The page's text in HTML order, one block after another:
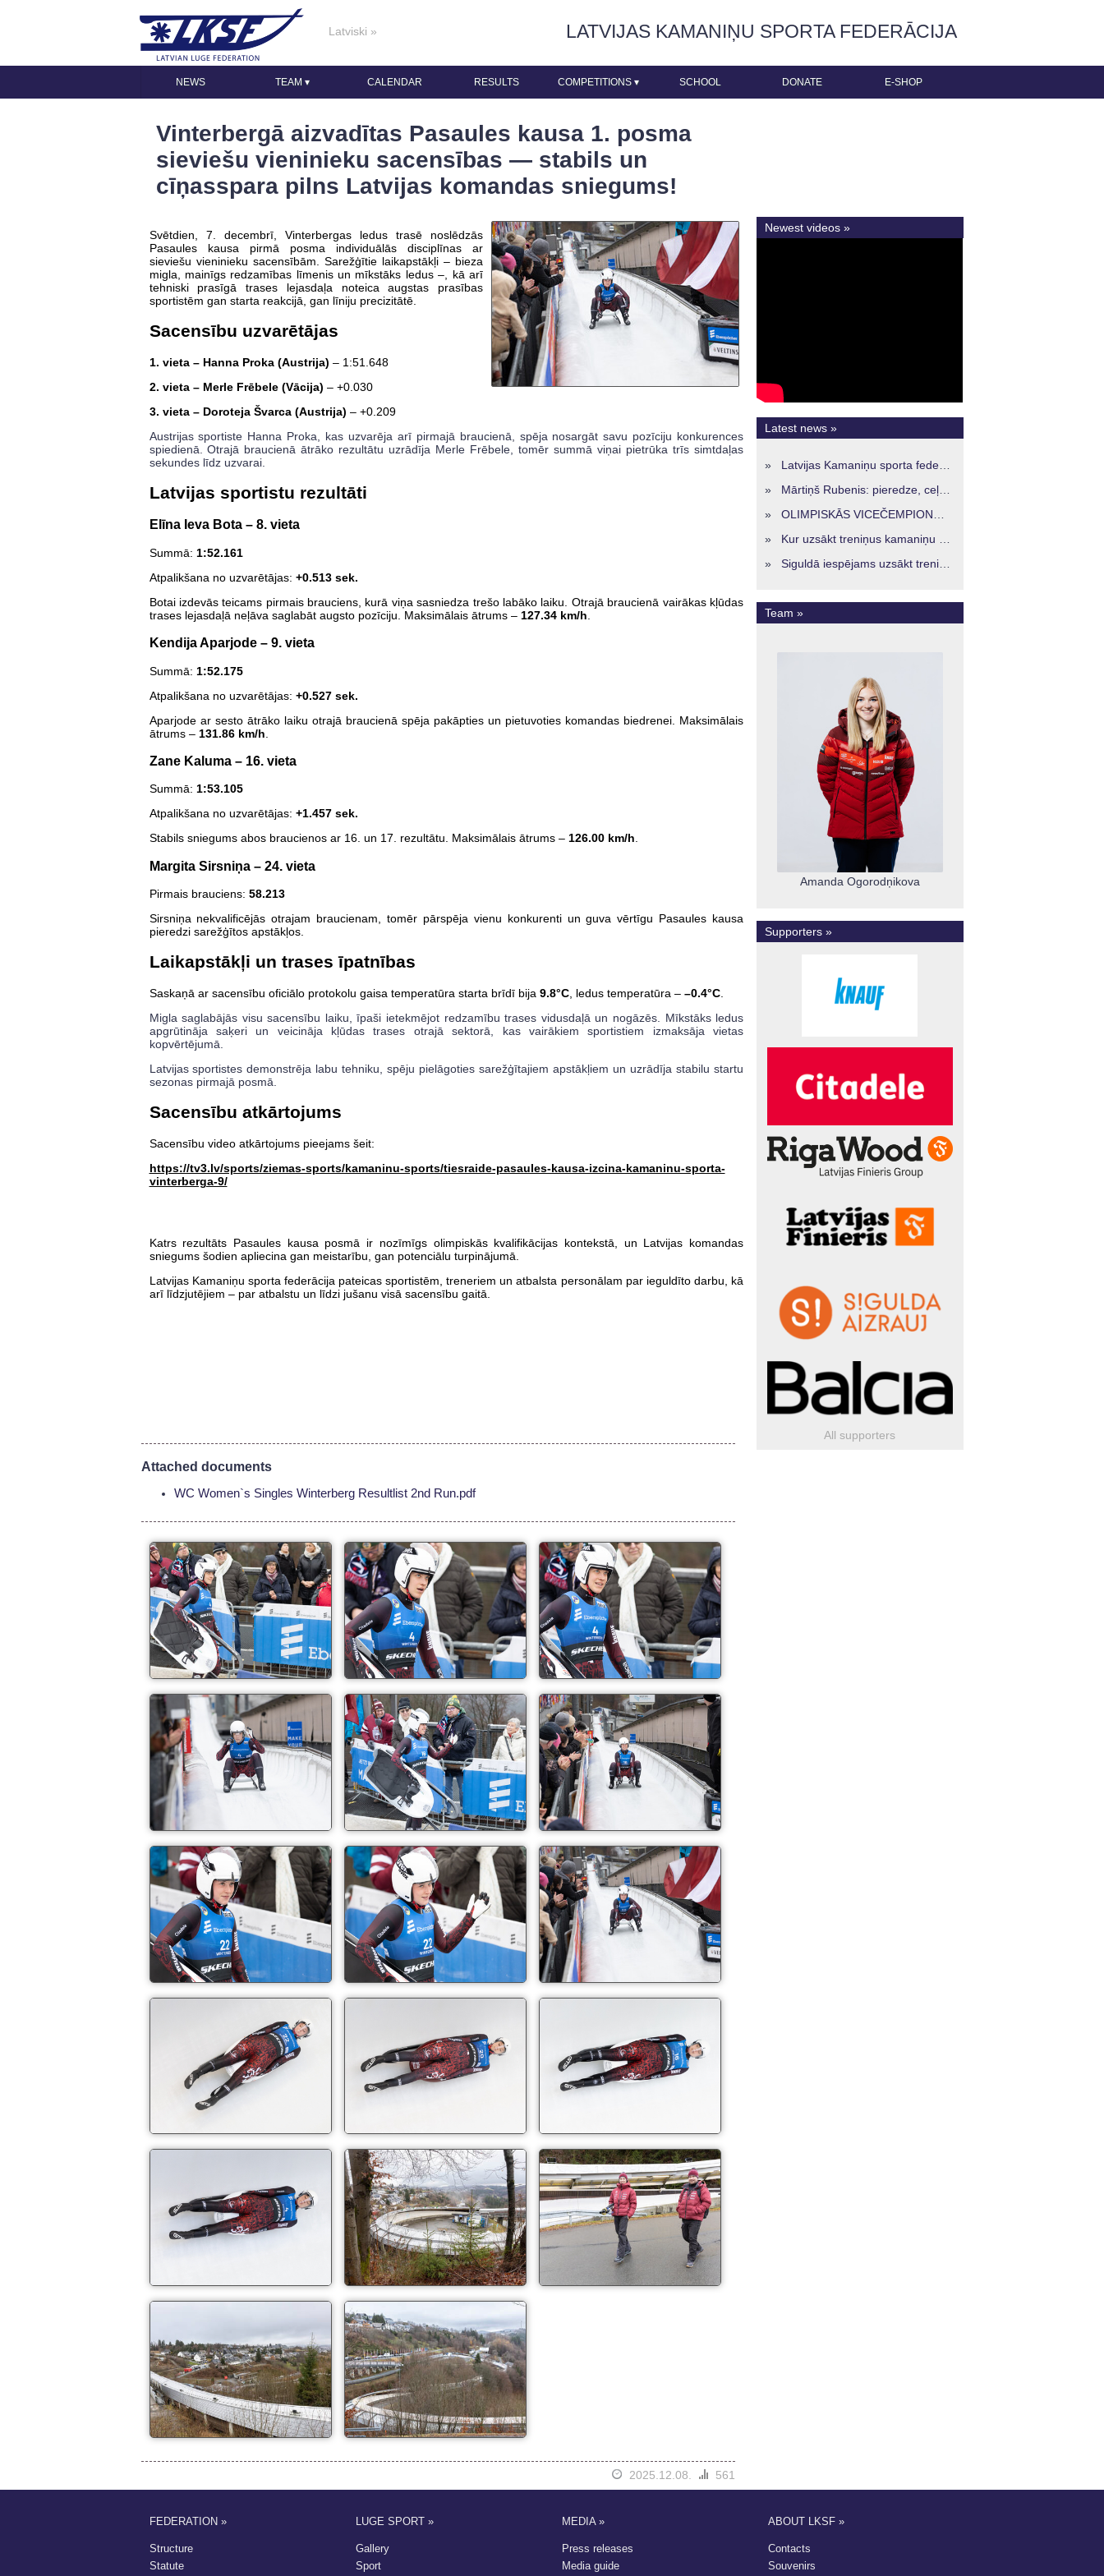
Latviski » LATVIJAS KAMANIŅU SPORTA FEDERĀCIJA
NEWS TEAM ▾ CALENDAR RESULTS COMPETITIONS ▾ SCHOOL DONATE E-SHOP
Vinterbergā aizvadītas Pasaules kausa 1. posma
sieviešu vieninieku sacensības — stabils un
cīņasspara pilns Latvijas komandas sniegums!
Svētdien, 7. decembrī, Vinterbergas ledus trasē noslēdzās
Pasaules kausa pirmā posma individuālās disciplīnas ar
sieviešu vieninieku sacensībām. Sarežģītie laikapstākļi – bieza
migla, mainīgs redzamības līmenis un mīkstāks ledus –, kā arī
tehniski prasīgā trases lejasdaļa noteica augstas prasības
sportistēm gan starta reakcijā, gan līniju precizitātē.
Sacensību uzvarētājas
1. vieta – Hanna Proka (Austrija) – 1:51.648
2. vieta – Merle Frēbele (Vācija) – +0.030
3. vieta – Doroteja Švarca (Austrija) – +0.209
Austrijas sportiste Hanna Proka, kas uzvarēja arī pirmajā braucienā, spēja nosargāt savu pozīciju konkurences
spiedienā. Otrajā braucienā ātrāko rezultātu uzrādīja Merle Frēbele, tomēr summā viņai pietrūka trīs simtdaļas
sekundes līdz uzvarai.
Latvijas sportistu rezultāti
Elīna Ieva Bota – 8. vieta
Summā: 1:52.161
Atpalikšana no uzvarētājas: +0.513 sek.
Botai izdevās teicams pirmais brauciens, kurā viņa sasniedza trešo labāko laiku. Otrajā braucienā vairākas kļūdas
trases lejasdaļā neļāva saglabāt augsto pozīciju. Maksimālais ātrums – 127.34 km/h
Kendija Aparjode – 9. vieta
Summā: 1:52.175
Atpalikšana no uzvarētājas: +0.527 sek.
Aparjode ar sesto ātrāko laiku otrajā braucienā spēja pakāpties un pietuvoties komandas biedrenei. Maksimālais
ātrums – 131.86 km/h
Zane Kaluma – 16. vieta
Summā: 1:53.105
Atpalikšana no uzvarētājas: +1.457 sek.
Stabils sniegums abos braucienos ar 16. un 17. rezultātu. Maksimālais ātrums – 126.00 km/h.
Margita Sirsniņa – 24. vieta
Pirmais brauciens: 58.213
Sirsniņa nekvalificējās otrajam braucienam, tomēr pārspēja vienu konkurenti un guva vērtīgu Pasaules kausa
pieredzi sarežģītos apstākļos.
Laikapstākļi un trases īpatnības
Saskaņā ar sacensību oficiālo protokolu gaisa temperatūra starta brīdī bija 9.8°C, ledus temperatūra – –0.4°C.
Migla saglabājās visu sacensību laiku, īpaši ietekmējot redzamību trases vidusdaļā un nogāzēs. Mīkstāks ledus
apgrūtināja saķeri un veicināja kļūdas trases otrajā sektorā, kas vairākiem sportistiem izmaksāja vietas
kopvērtējumā.
Latvijas sportistes demonstrēja labu tehniku, spēju pielāgoties sarežģītajiem apstākļiem un uzrādīja stabilu startu
sezonas pirmajā posmā.
Sacensību atkārtojums
Sacensību video atkārtojums pieejams šeit:
https://tv3.lv/sports/ziemas-sports/kamaninu-sports/tiesraide-pasaules-kausa-izcina-kamaninu-sporta-
vinterberga-9/
Katrs rezultāts Pasaules kausa posmā ir nozīmīgs olimpiskās kvalifikācijas kontekstā, un Latvijas komandas
sniegums šodien apliecina gan meistarību, gan potenciālu turpinājumā.
Latvijas Kamaniņu sporta federācija pateicas sportistēm, treneriem un atbalsta personālam par ieguldīto darbu, kā
arī līdzjutējiem – par atbalstu un līdzi jušanu visā sacensību gaitā.
Attached documents
WC Women`s Singles Winterberg Resultlist 2nd Run.pdf
2025.12.08. 561
Newest videos »
Latest news »
» Latvijas Kamaniņu sporta federācijā ievēlēta vadība nākamajam četru gadu termiņam
» Mārtiņš Rubenis: pieredze, ceļš un skatījums uz Latvijas kamaniņu sportu
»OLIMPISKĀS VICEČEMPIONES ENERĢIJA TURPINĀS ARĪ STARPSEZONĀ
» Kur uzsākt treniņus kamaniņu sportā Latvijā? Iespējas jaunajiem sportistiem visos reģionos
»Siguldā iespējams uzsākt treniņus kamaniņu sportā – vide, kur veidojas nākamā sportistu paaudze
Team »
Amanda Ogorodņikova
Supporters »
All supporters
FEDERATION »
Structure
Statute
LUGE SPORT »
Gallery
Sport
MEDIA »
Press releases
Media guide
ABOUT LKSF »
Contacts
Souvenirs